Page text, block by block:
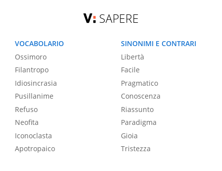
SAPERE
VOCABOLARIO
Ossimoro
Filantropo
Idiosincrasia
Pusillanime
Refuso
Neofita
Iconoclasta
Apotropaico
SINONIMI E CONTRARI
Libertà
Facile
Pragmatico
Conoscenza
Riassunto
Paradigma
Gioia
Tristezza